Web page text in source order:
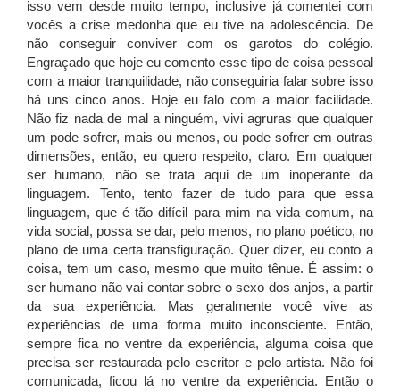
isso vem desde muito tempo, inclusive já comentei com
vocês a crise medonha que eu tive na adolescência. De
não conseguir conviver com os garotos do colégio.
Engraçado que hoje eu comento esse tipo de coisa pessoal
com a maior tranquilidade, não conseguiria falar sobre isso
há uns cinco anos. Hoje eu falo com a maior facilidade.
Não fiz nada de mal a ninguém, vivi agruras que qualquer
um pode sofrer, mais ou menos, ou pode sofrer em outras
dimensões, então, eu quero respeito, claro. Em qualquer
ser humano, não se trata aqui de um inoperante da
linguagem. Tento, tento fazer de tudo para que essa
linguagem, que é tão difícil para mim na vida comum, na
vida social, possa se dar, pelo menos, no plano poético, no
plano de uma certa transfiguração. Quer dizer, eu conto a
coisa, tem um caso, mesmo que muito tênue. É assim: o
ser humano não vai contar sobre o sexo dos anjos, a partir
da sua experiência. Mas geralmente você vive as
experiências de uma forma muito inconsciente. Então,
sempre fica no ventre da experiência, alguma coisa que
precisa ser restaurada pelo escritor e pelo artista. Não foi
comunicada, ficou lá no ventre da experiência. Então o